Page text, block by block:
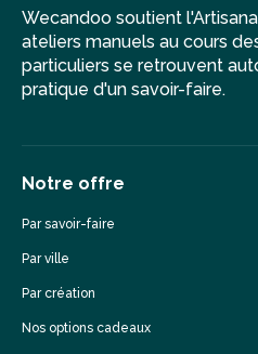
Wecandoo soutient
ateliers manuels au cours
particuliers se retrouvent
pratique d'un savoir-faire.
Notre offre
Par savoir-faire
Par ville
Par création
Nos options cadeaux